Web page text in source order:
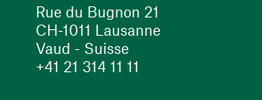
Rue du Bugnon 21
CH-1011 Lausanne
Vaud - Suisse
+41 21 314 11 11